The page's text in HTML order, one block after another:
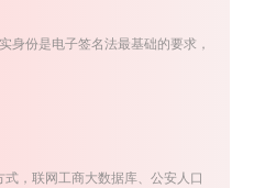
身份是电子签名法最基础的要求，
式，联网工商大数据库、公安人口